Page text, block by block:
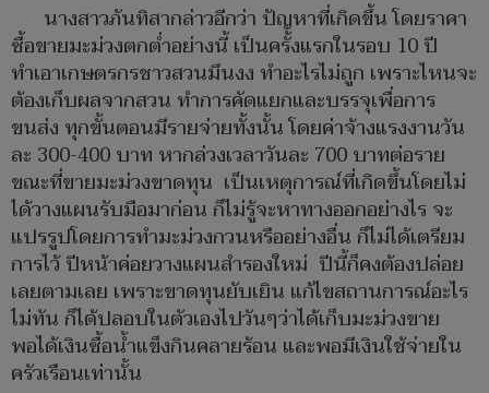
นางสาวภันทิสากล่าวอีกว่า ปัญหาที่เกิดขึ้น โดยราคา
ซื้อขายมะม่วงตกต่ำอย่างนี้ เป็นครั้งแรกในรอบ 10 ปี
ทำเอาเกษตรกรชาวสวนมึนงง ทำอะไรไม่ถูก เพราะไหนจะ
ต้องเก็บผลจากสวน ทำการคัดแยกและบรรจุเพื่อการ
ขนส่ง ทุกขั้นตอนมีรายจ่ายทั้งนั้น โดยค่าจ้างแรงงานวัน
ละ 300-400 บาท หากล่วงเวลาวันละ 700 บาทต่อราย
ขณะที่ขายมะม่วงขาดทุน เป็นเหตุการณ์ที่เกิดขึ้นโดยไม่
ได้วางแผนรับมือมาก่อน ก็ไม่รู้จะหาทางออกอย่างไร จะ
แปรรูปโดยการทำมะม่วงกวนหรืออย่างอื่น ก็ไม่ได้เตรียม
การไว้ ปีหน้าค่อยวางแผนสำรองใหม่ ปีนี้ก็คงต้องปล่อย
เลยตามเลย เพราะขาดทุนยับเยิน แก้ไขสถานการณ์อะไร
ไม่ทัน ก็ได้ปลอบในตัวเองไปวันๆว่าได้เก็บมะม่วงขาย
พอได้เงินซื้อน้ำแข็งกินคลายร้อน และพอมีเงินใช้จ่ายใน
ครัวเรือนเท่านั้น